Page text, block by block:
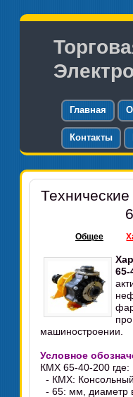
Главная
Контакты
Общее
65-
машиностроении.
Условное
КМХ 65-40-200 где:
- КМХ:
- 65: мм, диаметр